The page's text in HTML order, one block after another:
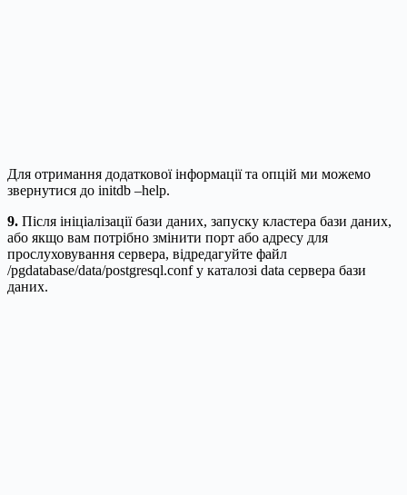
Для отримання додаткової інформації та опцій ми можемо
звернутися до initdb –help.
9. Після ініціалізації бази даних, запуску кластера бази даних,
або якщо вам потрібно змінити порт або адресу для
прослуховування сервера, відредагуйте файл
/pgdatabase/data/postgresql.conf у каталозі data сервера бази
даних.